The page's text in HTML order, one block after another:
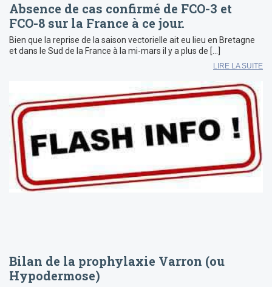
Absence de cas confirmé de FCO-3 et
FCO-8 sur la France à ce jour.
Bien que la reprise de la saison vectorielle ait eu lieu en Bretagne
et dans le Sud de la France à la mi-mars il y a plus de […]
LIRE LA SUITE
Bilan de la prophylaxie Varron (ou
Hypodermose)